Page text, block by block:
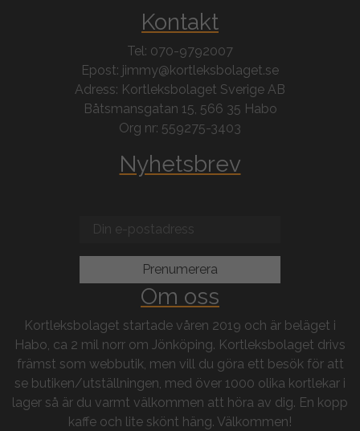
Kontakt
Tel: 070-9792007
Epost: jimmy@kortleksbolaget.se
Adress: Kortleksbolaget Sverige AB
Båtsmansgatan 15, 566 35 Habo
Org nr: 559275-3403
Nyhetsbrev
Om oss
Kortleksbolaget startade våren 2019 och är beläget i
Habo, ca 2 mil norr om Jönköping. Kortleksbolaget drivs
främst som webbutik, men vill du göra ett besök för att
se butiken/utställningen, med över 1000 olika kortlekar i
lager så är du varmt välkommen att höra av dig. En kopp
kaffe och lite skönt häng. Välkommen!